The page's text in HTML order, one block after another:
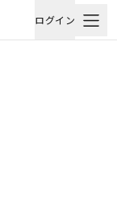
ログイン